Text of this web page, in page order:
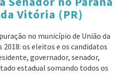
Vitória (PR)
no município de União da
os eleitos e os candidatos
governador, senador,
estadual somando todos os